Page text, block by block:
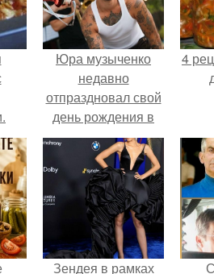
Юра музыченко
недавно
отпраздновал свой
день рождения в
кругу самых
близких и родных
людей.
4
Зендея в рамках